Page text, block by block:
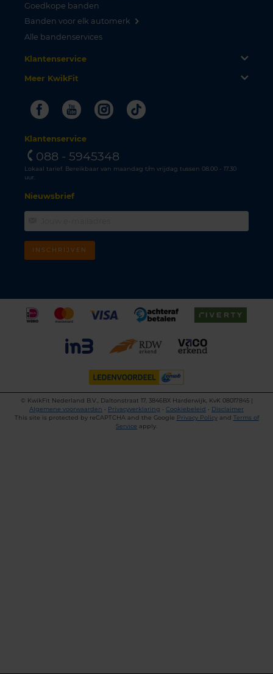
Goedkope banden
Banden voor elk automerk
Alle bandenservices
Klantenservice
Meer KwikFit
FacebookYoutubeInstagram
Tiktok
Klantenservice
088 - 5945348
Lokaal tarief. Bereikbaar van maandag t/m vrijdag tussen 08.00 - 17.30
uur.
Nieuwsbrief
INSCHRIJVEN
©
KwikFit Nederland B.V., Daltonstraat 17, 3846BX Harderwijk, KvK 08017845 |
Algemene voorwaarden • Privacyverklaring • Cookiebeleid • Disclaimer
This site is protected by reCAPTCHA and the Google Privacy Policyand Terms of
Service apply.